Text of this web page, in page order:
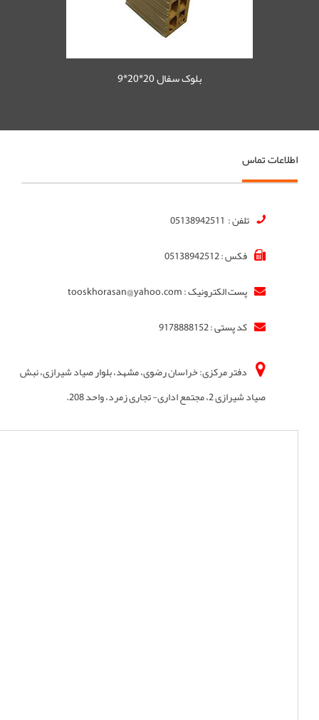
بلوک سفال 20*20*9
اطلاعات تماس
تلفن : 05138942511
فکس : 05138942512
پست الکترونیک : tooskhorasan@yahoo.com
کد پستی : 9178888152
دفتر مرکزی: خراسان رضوی، مشهد، بلوار صیاد شیرازی، نبش
صیاد شیرازی 2، مجتمع اداری- تجاری زمرد، واحد 208.